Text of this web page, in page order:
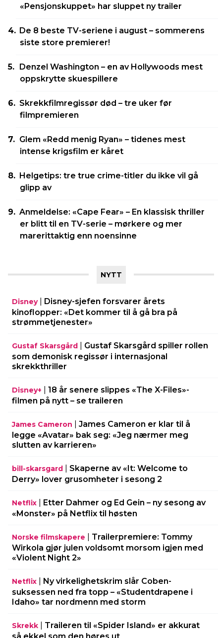
«Pensjonskuppet» har sluppet ny trailer
De 8 beste TV-seriene i august – sommerens
siste store premierer!
Denzel Washington – en av Hollywoods mest
oppskrytte skuespillere
Skrekkfilmregissør død – tre uker før
filmpremieren
Glem «Redd menig Ryan» – tidenes mest
intense krigsfilm er kåret
Helgetips: tre true crime-titler du ikke vil gå
glipp av
Anmeldelse: «Cape Fear» – En klassisk thriller
er blitt til en TV-serie – mørkere og mer
marerittaktig enn noensinne
NYTT
Disney|
Disney-sjefen forsvarer årets
kinoflopper: «Det kommer til å gå bra på
strømmetjenester»
Gustaf Skarsgård
Gustaf Skarsgård spiller rollen
som demonisk regissør i internasjonal
skrekkthriller
Disney+
18 år senere slippes «The X-Files»-
filmen på nytt – se traileren
James Cameron
James Cameron er klar til å
legge «Avatar» bak seg: «Jeg nærmer meg
slutten av karrieren»
bill-skarsgard
Skaperne av «It: Welcome to
Derry» lover grusomheter i sesong 2
Netflix
Etter Dahmer og Ed Gein – ny sesong av
«Monster» på Netflix til høsten
Norske filmskapere
Trailerpremiere: Tommy
Wirkola gjør julen voldsomt morsom igjen med
«Violent Night 2»
Netflix
Ny virkelighetskrim slår Coben-
suksessen ned fra topp – «Studentdrapene i
Idaho» tar nordmenn med storm
Skrekk
Traileren til «Spider Island» er akkurat